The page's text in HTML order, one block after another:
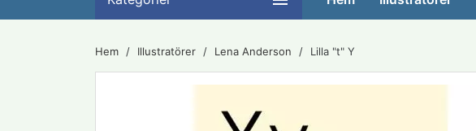
Hem Illustratörer Lena Anderson Lilla "t" Y